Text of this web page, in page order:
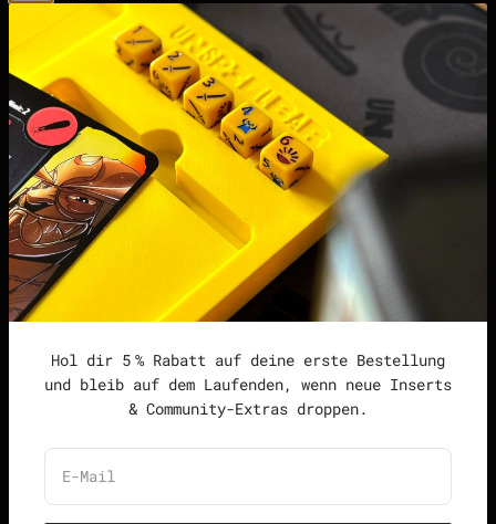
Hol dir 5 % Rabatt auf deine erste Bestellung
und bleib auf dem Laufenden, wenn neue Inserts
& Community-Extras droppen.
E-Mail
points | Score Tracker
Podcast
Impressum
Datenschutzerklärung
Widerrufsrecht &
Widerrufsformular
Allgemeine
Geschäftsbedingungen
Deutschland (EUR €) Deutsch